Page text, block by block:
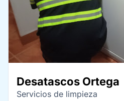
Desatascos Ortega
Servicios de limpieza